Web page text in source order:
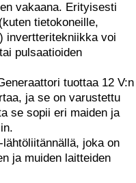
vakaana. Erityisesti
tietokoneille,
invertteritekniikka voi
pulsaatioiden
tuottaa 12 V:n
ja se on varustettu
se sopii eri maiden ja
joka on
ja muiden laitteiden